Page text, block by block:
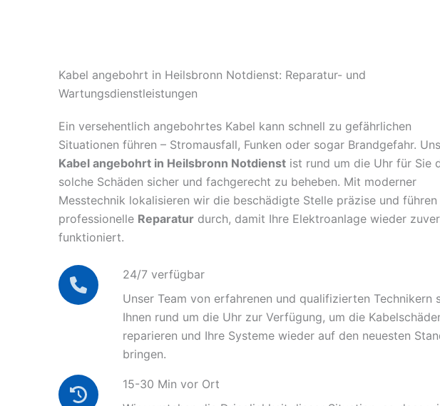
Kabel angebohrt in Heilsbronn Notdienst: Reparatur- und
Wartungsdienstleistungen
Ein versehentlich angebohrtes Kabel kann schnell zu gefährlichen
Situationen führen – Stromausfall, Funken oder sogar Brandgefahr.
Kabel angebohrt in Heilsbronn Notdienst ist rund um die Uhr für Sie
solche Schäden sicher und fachgerecht zu beheben. Mit moderner
Messtechnik lokalisieren wir die beschädigte Stelle präzise und führen
professionelle Reparatur durch, damit Ihre Elektroanlage wieder
funktioniert.
24/7 verfügbar
Unser Team von erfahrenen und qualifizierten Technikern
Ihnen rund um die Uhr zur Verfügung, um die
reparieren und Ihre Systeme wieder auf den neuesten
bringen.
15-30 Min vor Ort